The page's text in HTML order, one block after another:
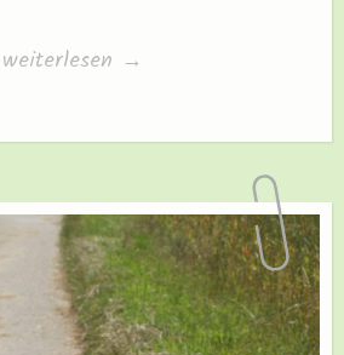
„Der
Brei“
weiterlesen →